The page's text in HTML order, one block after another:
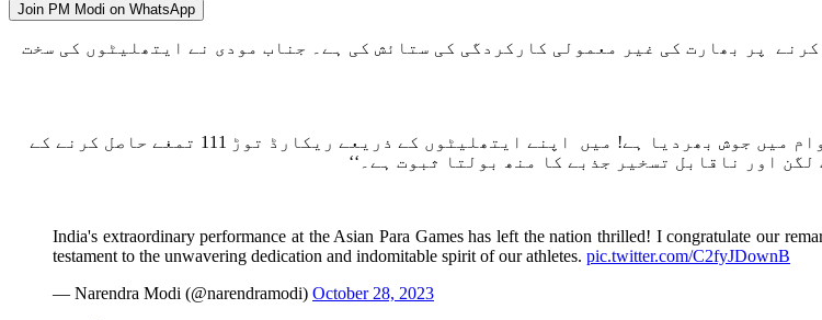
Join PM Modi on WhatsApp
مودی نے ایشیائی پیرا کھیلوں میں111 تمغے حاصل کرنے پر بھارت کی غیر معمولی کارکردگی کی ستائش کی ہے۔ جناب مودی نے ایتھلیٹوں کی سخت
’’ایشیائی پیرا کھیلوں میں بھارت کی غیر معمولی کارکردگی نے ملک کی عوام میں جوش بھردیا ہے! میں اپنے ایتھلیٹوں کے ذریعے ریکارڈ توڑ 111 تمغے حاصل کرنے کے
اور ناقابل تسخیر جذبے کا منھ بولتا ثبوت ہے۔‘‘
India's extraordinary performance at the Asian Para Games has left the nation thrilled! I congratulate our
testament to the unwavering dedication and indomitable spirit of our athletes. pic.twitter.com/C2fyJDownB
— Narendra Modi (@narendramodi) October 28, 2023